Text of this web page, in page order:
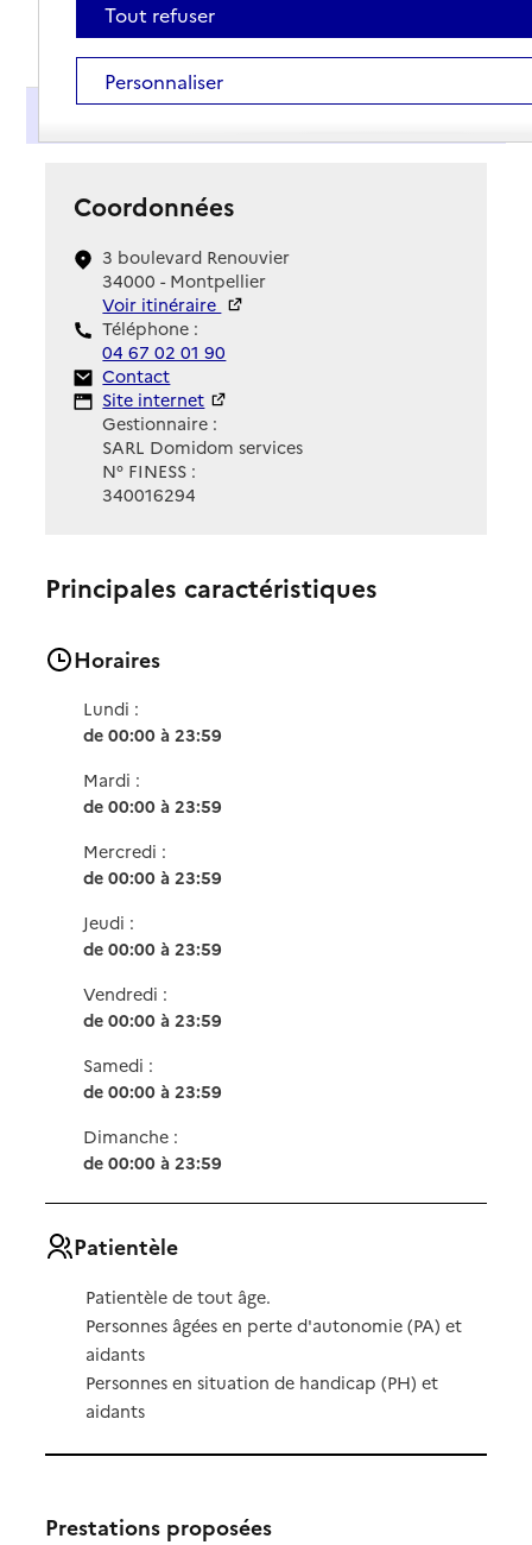
Coordonnées
3 boulevard Renouvier
34000 - Montpellier
Voir itinéraire
Téléphone :
04 67 02 01 90
Contact
Contact
Site Internet
Site internet
Gestionnaire :
SARL Domidom services
N° FINESS :
340016294
Principales caractéristiques
Horaires
Lundi :
de 00:00 à 23:59
Mardi :
de 00:00 à 23:59
Mercredi :
de 00:00 à 23:59
Jeudi :
de 00:00 à 23:59
Vendredi :
de 00:00 à 23:59
Samedi :
de 00:00 à 23:59
Dimanche :
de 00:00 à 23:59
Patientèle
Patientèle de tout âge.
Personnes âgées en perte d'autonomie (PA) et
aidants
Personnes en situation de handicap (PH) et
aidants
Prestations proposées
Tout refuser
Personnaliser